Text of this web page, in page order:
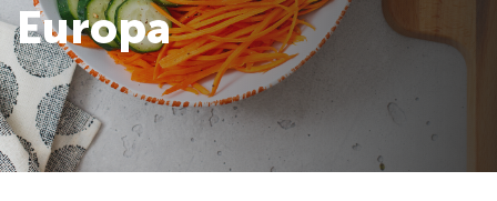
Europa